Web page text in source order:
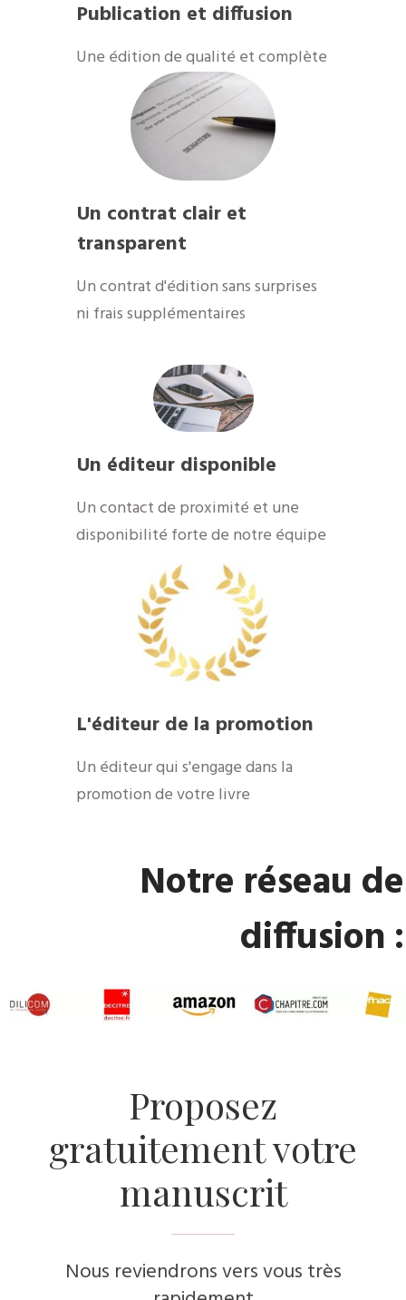
Publication et diffusion
​Une édition de qualité et complète
Un contrat clair et
transparent
Un contrat d'édition sans surprises
ni frais supplémentaires
Un éditeur disponible
​Un contact de proximité et une
disponibilité forte de notre équipe
​L'éditeur de la promotion
​Un éditeur qui s'engage dans la
promotion de votre livre
​Notre réseau de
diffusion :
​Proposez
gratuitement votre
manuscrit
Nous reviendrons vers vous très